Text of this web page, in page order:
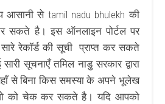
से tamil nadu bhulekh की
सकते है। इस ऑनलाइन पोर्टल पर
रेकॉर्ड की सूची प्राप्त कर सकते
सूचनाएँ तमिल नाडु सरकार द्वारा
से बिना किस समस्या के अपने भूलेख
को चेक कर सकते है। यदि आपको